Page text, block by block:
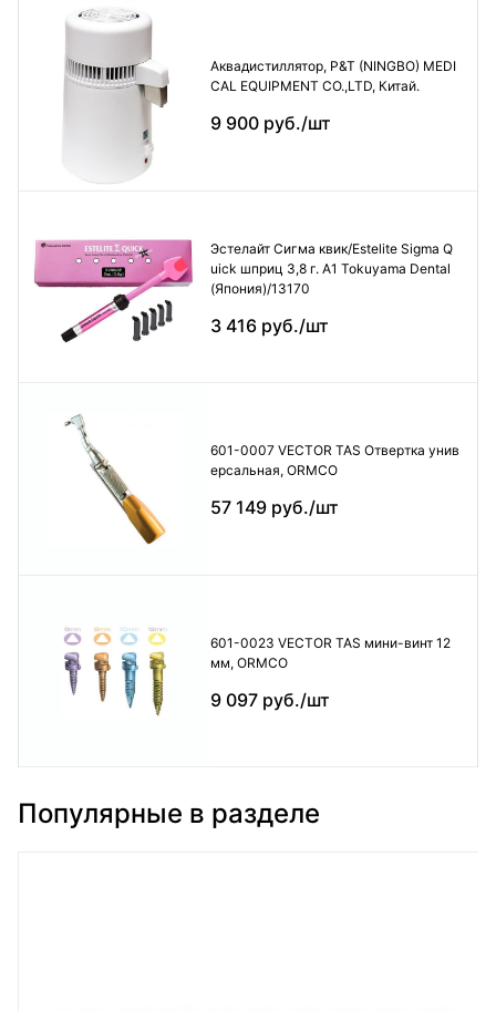
Аквадистиллятор, P&T (NINGBO) MEDI
CAL EQUIPMENT CO.,LTD, Китай.
9 900 руб./шт
Эстелайт Сигма квик/Estelite Sigma Q
uick шприц 3,8 г. А1 Tokuyama Dental
(Япония)/13170
3 416 руб./шт
601-0007 VECTOR TAS Отвертка унив
ерсальная, ORMCO
57 149 руб./шт
601-0023 VECTOR TAS мини-винт 12
мм, ORMCO
9 097 руб./шт
Популярные в разделе